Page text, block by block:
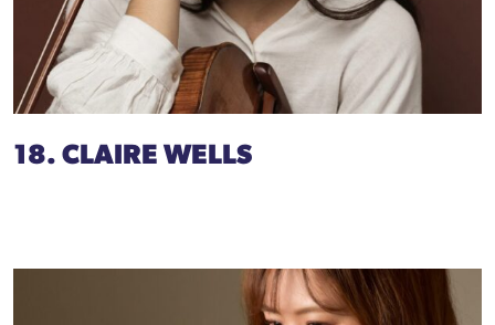
18. CLAIRE WELLS